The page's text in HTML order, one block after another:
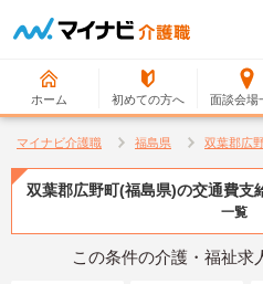
ホーム 初めての方へ 面談会場
マイナビ介護職 福島県 双葉郡広
双葉郡広野町(福島県)の交通費支
一覧
この条件の介護・福祉求